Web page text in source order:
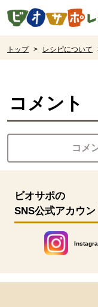
ページの先頭です。
トップ > レシピについて
コメント
コメ
ビオサポの
SNS公式アカウン
別のウ